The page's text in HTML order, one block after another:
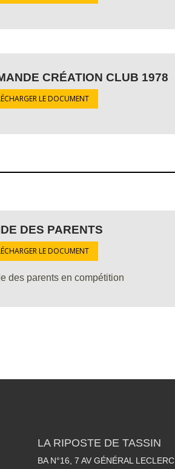
CRÉATION CLUB 1978
LE DOCUMENT
DES PARENTS
LE DOCUMENT
des parents en compétition
LA RIPOSTE DE TASSIN
BA N°16, 7 AV GÉNÉRAL LECLERC